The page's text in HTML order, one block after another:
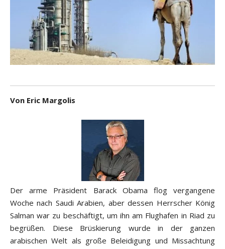
Von Eric Margolis
Der arme Präsident Barack Obama flog vergangene
Woche nach Saudi Arabien, aber dessen Herrscher König
Salman war zu beschäftigt, um ihn am Flughafen in Riad zu
begrüßen. Diese Brüskierung wurde in der ganzen
arabischen Welt als große Beleidigung und Missachtung